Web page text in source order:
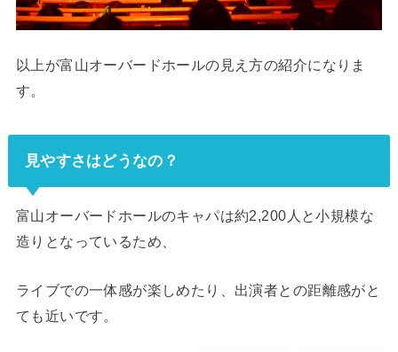
以上が富山オーバードホールの見え方の紹介になりま
す。
見やすさはどうなの？
富山オーバードホールのキャパは約2,200人と小規模な
造りとなっているため、
ライブでの一体感が楽しめたり、出演者との距離感がと
ても近いです。